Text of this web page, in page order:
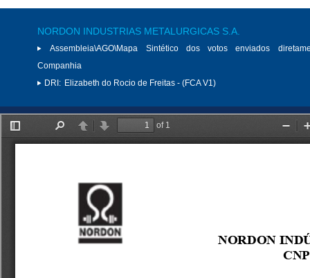
NORDON INDUSTRIAS METALURGICAS S.A.
Assembleia\AGO\Mapa Sintético dos votos enviados
Companhia
DRI: Elizabeth do Rocio de Freitas - (FCA V1)